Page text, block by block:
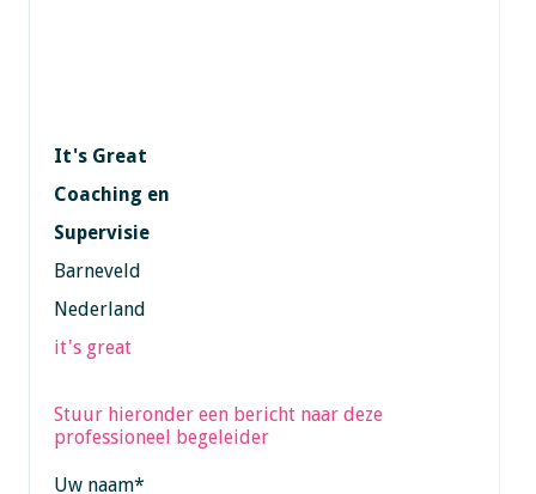
It's Great
Coaching en
Supervisie
Barneveld
Nederland
it's great
Stuur hieronder een bericht naar deze
professioneel begeleider
Uw naam*